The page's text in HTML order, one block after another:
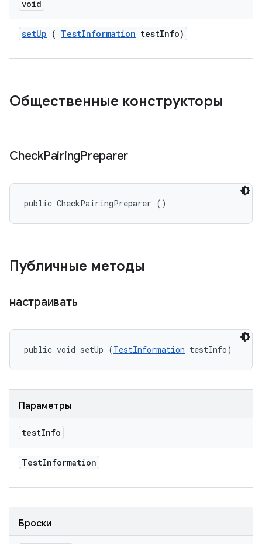
void
setUp ( TestInformation testInfo)
Общественные конструкторы
CheckPairingPreparer
public CheckPairingPreparer ()
Публичные методы
настраивать
public void setUp (TestInformation testInfo)
Параметры
testInfo
TestInformation
Броски